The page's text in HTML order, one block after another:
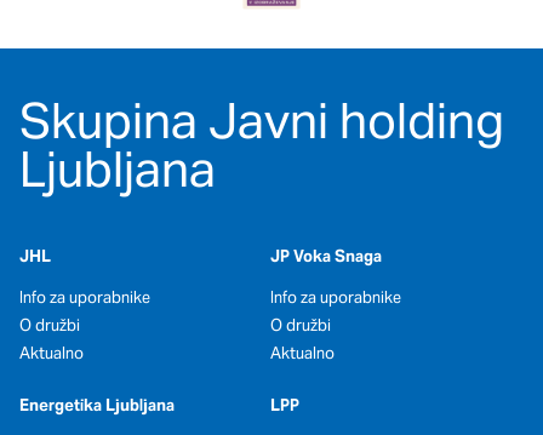
Skupina Javni holding
Ljubljana
JHL
Info za uporabnike
O družbi
Aktualno
Energetika Ljubljana
JP Voka Snaga
Info za uporabnike
O družbi
Aktualno
LPP
oglaševalska podjetja jih lahko uporabljajo za izdelavo profila
zavrnete uporabo teh piškotkov, ne boste deležni našega
ciljnega spletnega oglaševanja.
DOVOLI VSE